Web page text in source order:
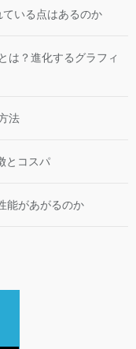
いる点はあるのか
は？進化するグラフィ
法
とコスパ
能があがるのか